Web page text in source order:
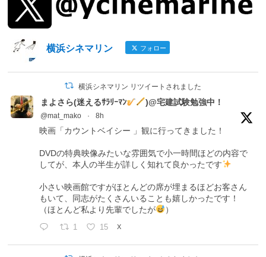
横浜シネマリン フォロー
横浜シネマリン リツイートされました
まよさら(迷えるｻﾗﾘｰﾏﾝ )@宅建試験勉強中！
@mat_mako · 8h
映画「カウントベイシー 」観に行ってきました！
DVDの特典映像みたいな雰囲気で小一時間ほどの内容で
してが、本人の半生が詳しく知れて良かったです
小さい映画館ですがほとんどの席が埋まるほどお客さん
もいて、同志がたくさんいることも嬉しかったです！
（ほとんど私より先輩でしたが
）
1 15 X